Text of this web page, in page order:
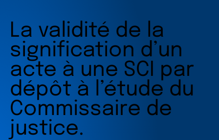
La validité de la
signification d’un
acte à une SCI par
dépôt à l’étude du
Commissaire de
justice.